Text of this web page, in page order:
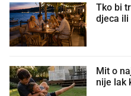
Tko bi
djeca ili
Mit o
nije lak